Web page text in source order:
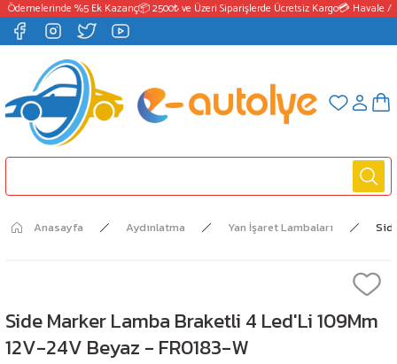
%5 Ek Kazanç📦 2500₺ ve Üzeri Siparişlerde Ücretsiz Kargo💳 Havale /
Anasayfa Aydınlatma Yan İşaret Lambaları
Side Marker Lamba Braketli 4 Led'Li 109Mm
12V-24V Beyaz - FR0183-W